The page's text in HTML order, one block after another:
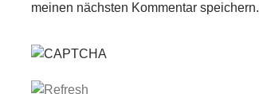
meinen nächsten Kommentar speichern.